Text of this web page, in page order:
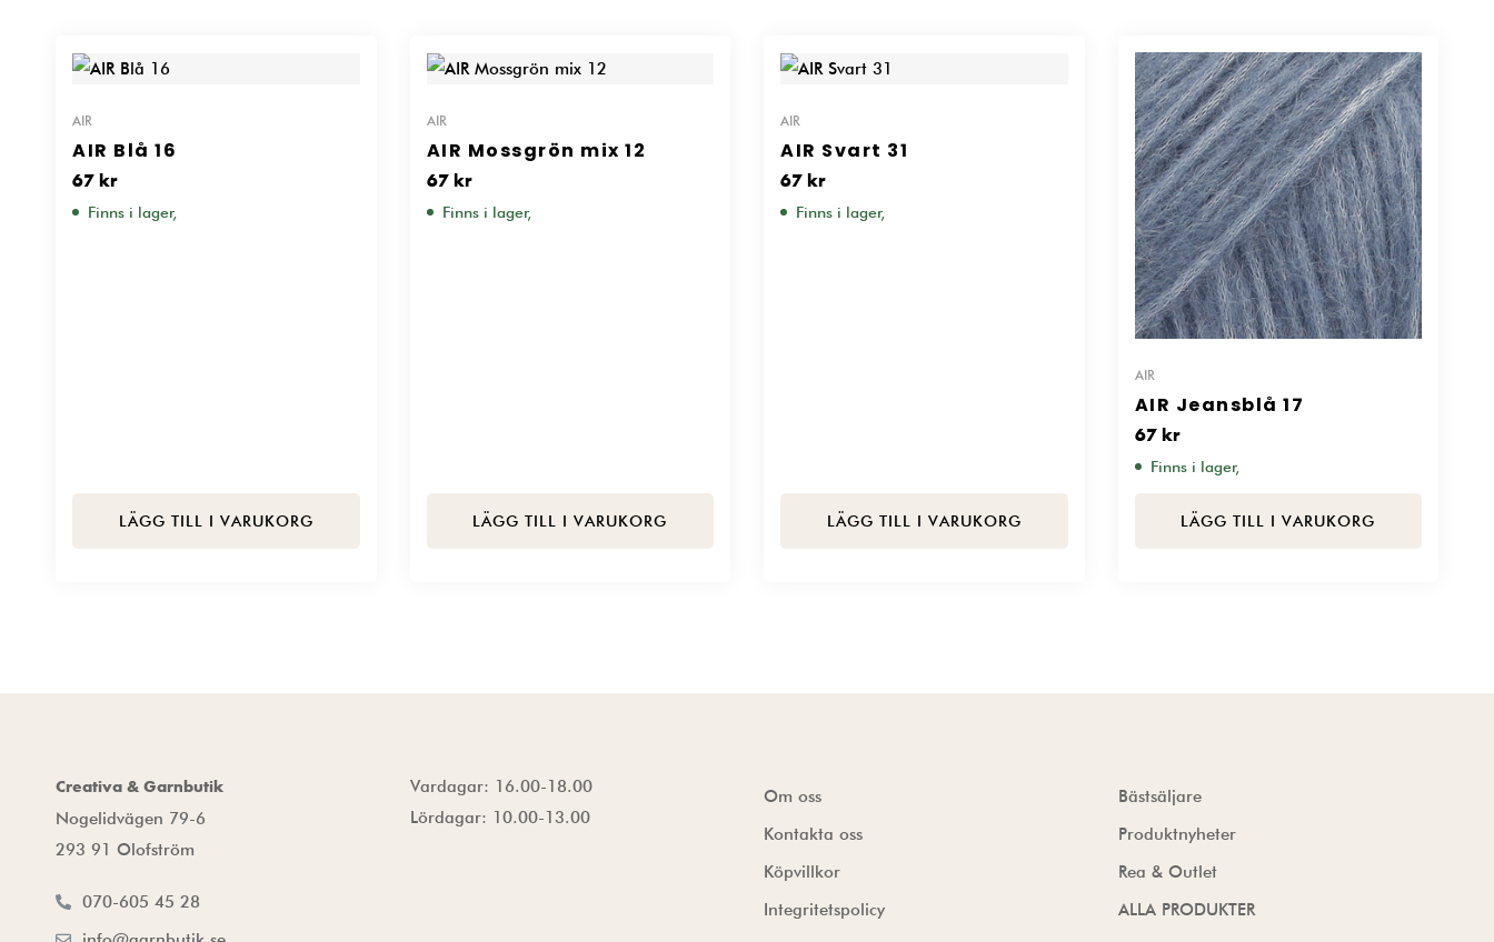
AIR
AIR Blå 16
67 kr
Finns i lager,
LÄGG TILL I VARUKORG
AIR
AIR Mossgrön mix 12
67 kr
Finns i lager,
LÄGG TILL I VARUKORG
AIR
AIR Svart 31
67 kr
Finns i lager,
LÄGG TILL I VARUKORG
AIR
AIR Jeansblå 17
67 kr
Finns i lager,
LÄGG TILL I VARUKORG
Creativa & Garnbutik
Nogelidvägen 79-6
293 91 Olofström
070-605 45 28
Vardagar: 16.00-18.00
Lördagar: 10.00-13.00
Om oss
Kontakta oss
Köpvillkor
Integritetspolicy
Bästsäljare
Produktnyheter
Rea & Outlet
ALLA PRODUKTER